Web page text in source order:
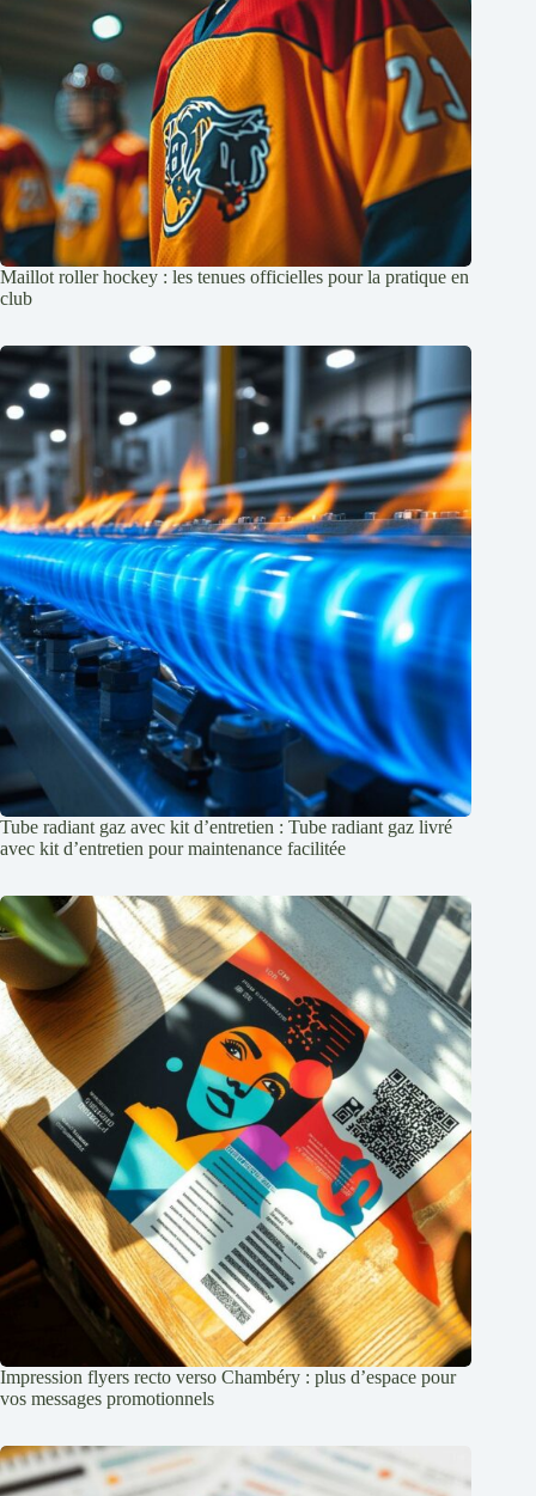
Maillot roller hockey : les tenues officielles pour la pratique en
club
Tube radiant gaz avec kit d’entretien : Tube radiant gaz livré
avec kit d’entretien pour maintenance facilitée
Impression flyers recto verso Chambéry : plus d’espace pour
vos messages promotionnels